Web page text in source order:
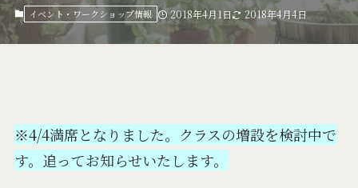
イベント・ワークショップ情報 2018年4月1日 2018年4月4日
※4/4満席となりました。クラスの増設を検討中で
す。追ってお知らせいたします。